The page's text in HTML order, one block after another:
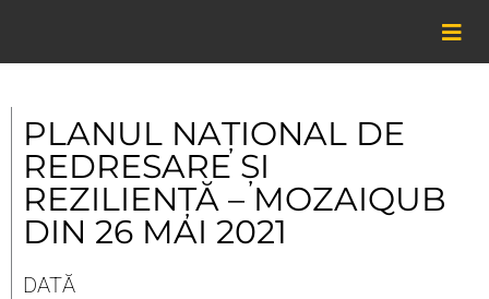
content
PLANUL NAȚIONAL DE
REDRESARE ȘI
REZILIENȚĂ – MOZAIQUB
DIN 26 MAI 2021
DATĂ